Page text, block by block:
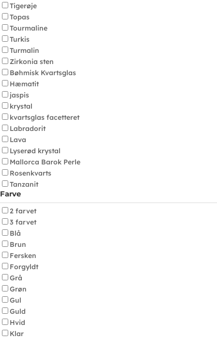
Tigerøje
Topas
Tourmaline
Turkis
Turmalin
Zirkonia sten
Bøhmisk Kvartsglas
Hæmatit
jaspis
krystal
kvartsglas facetteret
Labradorit
Lava
Lyserød krystal
Mallorca Barok Perle
Rosenkvarts
Tanzanit
Farve
2 farvet
3 farvet
Blå
Brun
Fersken
Forgyldt
Grå
Grøn
Gul
Guld
Hvid
Klar